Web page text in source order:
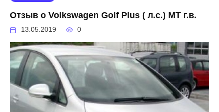
Отзыв о Volkswagen Golf Plus ( л.с.) MT г.в.
13.05.2019 0